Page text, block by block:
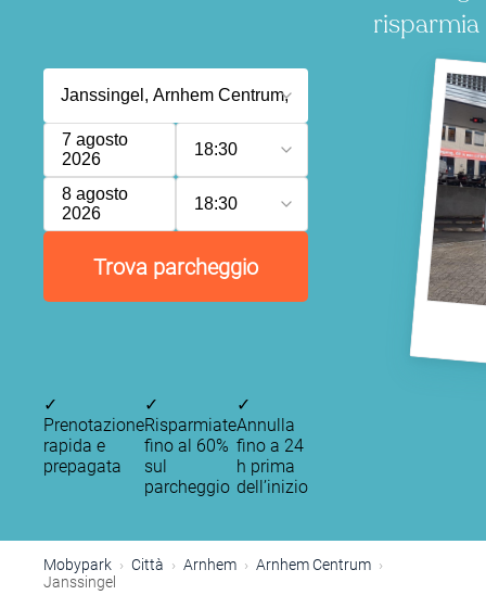
risparmia
7 agosto
2026
18:30
8 agosto
2026
18:30
Trova parcheggio
✓
Prenotazione
rapida e
prepagata
✓
Risparmiate
fino al 60%
sul
parcheggio
✓
Annulla
fino a 24
h prima
dell’inizio
Mobypark Città Arnhem
Arnhem Centrum
Janssingel